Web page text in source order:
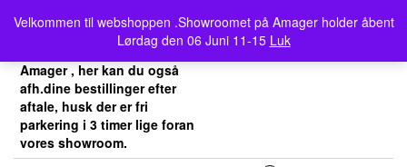
content
Velkommen til webshoppen .Showroomet på Amager holder åbent
Lørdag den 06 Juni 11-15 Luk
Velkommen her i
Place4music`s webshop .
Vores showroom ligger på
Amager , her kan du også
afh.dine bestillinger efter
aftale, husk der er fri
parkering i 3 timer lige foran
vores showroom.